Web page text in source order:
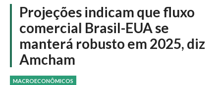
Projeções indicam que fluxo
comercial Brasil-EUA se
manterá robusto em 2025, diz
Amcham
MACROECONÔMICOS